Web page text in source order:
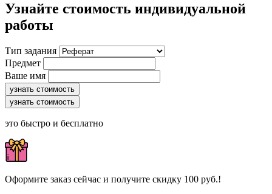
Узнайте стоимость индивидуальной
работы
Тип задания
Предмет
Ваше имя
узнать стоимость
узнать стоимость
это быстро и бесплатно
Оформите заказ сейчас и получите скидку 100 руб.!